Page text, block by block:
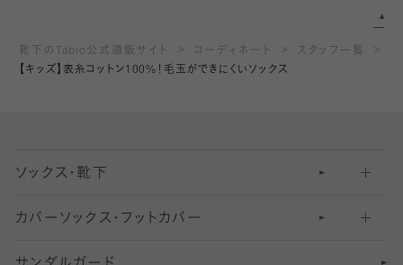
靴下のTabio公式通販サイト コーディネート
スタッフ一覧
【キッズ】表糸コットン100%！毛玉ができにくいソックス
ソックス・靴下
五本指ソックス・靴下
カバーソックス・フットカバー